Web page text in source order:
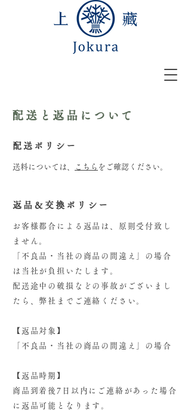
配送と返品について
配送ポリシー
​​送料については、 こちら をご確認ください。
返品＆交換ポリシー
お客様都合による返品は、原則受付致し
ません。
「不良品・当社の商品の間違え」の場合
は当社が負担いたします。
配送途中の破損などの事故がございまし
たら、弊社までご連絡ください。
【返品対象】
「不良品・当社の商品の間違え」の場合
【返品時期】
商品到着後7日以内にご連絡があった場合
に返品可能となります。